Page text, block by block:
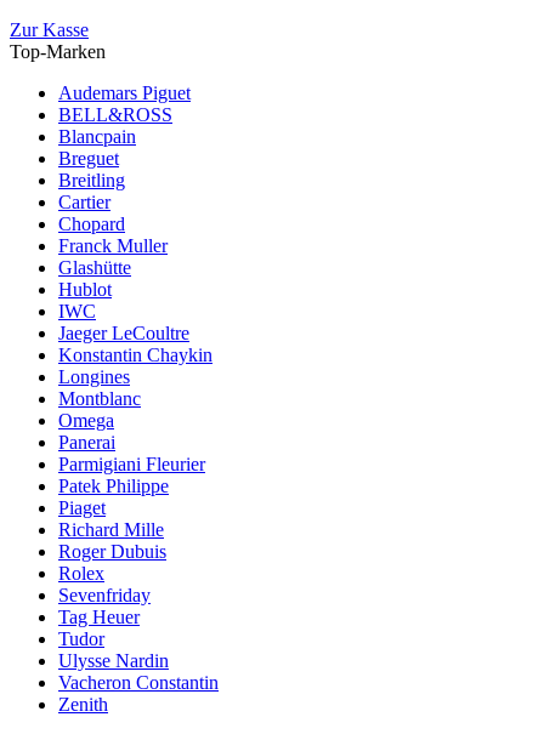
Zur Kasse
Top-Marken
Audemars Piguet
BELL&ROSS
Blancpain
Breguet
Breitling
Cartier
Chopard
Franck Muller
Glashütte
Hublot
IWC
Jaeger LeCoultre
Konstantin Chaykin
Longines
Montblanc
Omega
Panerai
Parmigiani Fleurier
Patek Philippe
Piaget
Richard Mille
Roger Dubuis
Rolex
Sevenfriday
Tag Heuer
Tudor
Ulysse Nardin
Vacheron Constantin
Zenith